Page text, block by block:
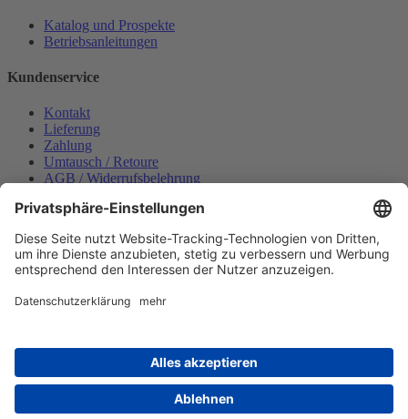
Katalog und Prospekte
Betriebsanleitungen
Kundenservice
Kontakt
Lieferung
Zahlung
Umtausch / Retoure
AGB / Widerrufsbelehrung
Datenschutzerklärung
Bestellung widerrufen
Mein konto
Zahlungsmöglichkeiten